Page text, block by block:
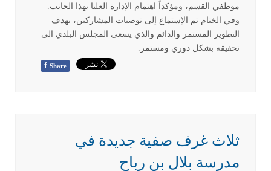
موظفي القسم، ومؤكداً اهتمام الإدارة العليا بهذا الجانب
وفي الختام تم الإستماع إلى توصيات المشاركين، بهدف
التطوير المستمر والدائم والذي يسعى المجلس البلدي الى
تحقيقه بشكل دوري ومستمر
f Share
ثلاث غرف صفية جديدة في
مدرسة بلال بن رباح